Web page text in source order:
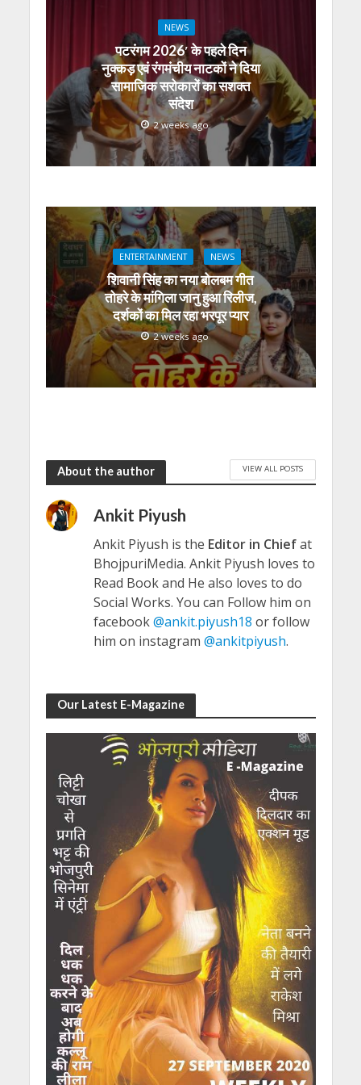
NEWS
पटरंगम 2026′ के पहले दिन
नुक्कड़ एवं रंगमंचीय नाटकों ने दिया
सामाजिक सरोकारों का सशक्त
संदेश
2 weeks ago
ENTERTAINMENT NEWS
शिवानी सिंह का नया बोलबम गीत
तोहरे के मांगिला जानु हुआ रिलीज,
दर्शकों का मिल रहा भरपूर प्यार
2 weeks ago
About the author VIEW ALL POSTS
Ankit Piyush
Ankit Piyush is the Editor in Chiefat
BhojpuriMedia. Ankit Piyush loves to
Read Book and He also loves to do
Social Works. You can Follow him on
facebook@ankit.piyush18 or follow
him on instagram @ankitpiyush.
Our Latest E-Magazine